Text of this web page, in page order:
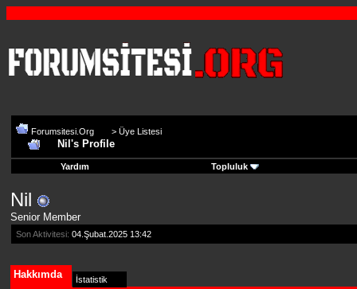
Forumsitesi.Org > Üye Listesi
Nil's Profile
Yardım Topluluk
Nil
Senior Member
Son Aktivitesi: 04.Şubat.2025 13:42
Hakkımda İstatistik